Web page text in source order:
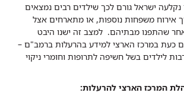
ישראל גורם לכך שילדים רבים נמצאים
אירוח משפחות נוספות, או מתארחים אצל
שהתפנו מבתיהם. למצב זה ישנו היבט
כעת במרכז הארצי למידע בהרעלות ברמב"ם –
לילדים בשל חשיפה לתרופות וחומרי ניקוי
המרכז הארצי להרעלות: